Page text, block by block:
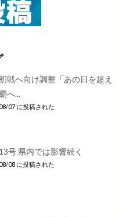
戦へ向け調整「あの日を超え
へ...
07 に投稿された
号 県内では影響続く
08 に投稿された